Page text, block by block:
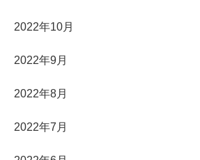
2022年10月
2022年9月
2022年8月
2022年7月